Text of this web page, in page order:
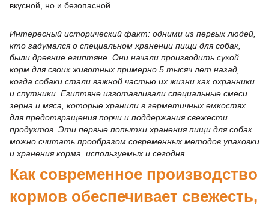
вкусной, но и безопасной.
Интересный исторический факт: одними из первых людей,
кто задумался о специальном хранении пищи для собак,
были древние египтяне. Они начали производить сухой
корм для своих животных примерно 5 тысяч лет назад,
когда собаки стали важной частью их жизни как охранники
и спутники. Египтяне изготавливали специальные смеси
зерна и мяса, которые хранили в герметичных емкостях
для предотвращения порчи и поддержания свежести
продуктов. Эти первые попытки хранения пищи для собак
можно считать прообразом современных методов упаковки
и хранения корма, используемых и сегодня.
Как современное производство
кормов обеспечивает свежесть,